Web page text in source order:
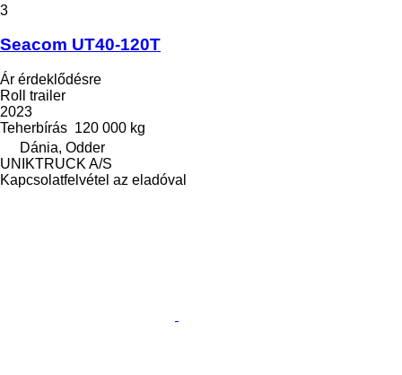
3
Seacom UT40-120T
Ár érdeklődésre
Roll trailer
2023
Teherbírás 120 000 kg
Dánia, Odder
UNIKTRUCK A/S
Kapcsolatfelvétel az eladóval